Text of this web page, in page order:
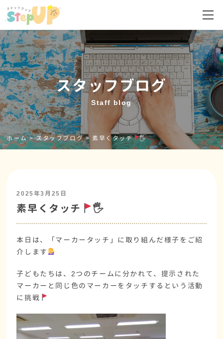
スタッフブログ
Staff blog
ホーム>スタッフブログ> 素早くタッチ 🖐
2025年3月25日
素早くタッチ 🖐
本日は、「マーカータッチ」に取り組んだ様子をご紹
介します
子どもたちは、2つのチームに分かれて、提示された
マーカーと同じ色のマーカーをタッチするという活動
に挑戦